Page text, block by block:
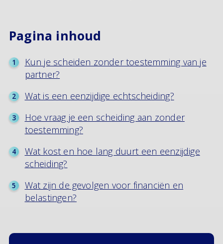
Pagina inhoud
Kun je scheiden zonder toestemming van je
partner?
Wat is een eenzijdige echtscheiding?
Hoe vraag je een scheiding aan zonder
toestemming?
Wat kost en hoe lang duurt een eenzijdige
scheiding?
Wat zijn de gevolgen voor financiën en
belastingen?